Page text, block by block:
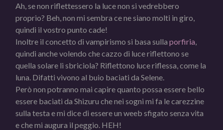
Ah, se non riflettessero la luce non si vedrebbero
proprio? Beh, non mi sembra ce ne siano molti in giro,
quindi il vostro punto cade!
Inoltre il concetto di vampirismo si basa sullaporfiria,
quindi anche volendo che cazzo di luce riflettono se
quella solare li sbriciola? Riflettono luce riflessa, come la
luna. Difatti vivono al buio baciati da Selene.
Però non potranno mai capire quanto possa essere bello
essere baciati da Shizuru che nei sogni mi fa le carezzine
sulla testa e mi dice di essere un weeb sfigato senza vita
e che mi augura il peggio. HEH!